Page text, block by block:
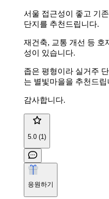
서울 접근성이 좋고 기
단지를 추천드립니다.
재건축, 교통 개선 등 호
성이 있습니다.
좁은 평형이라 실거주
는 별빛마을을 추천드립
감사합니다.
5.0 (1)
응원하기